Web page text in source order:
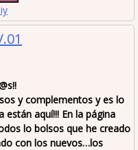
y complementos y es lo
aquí!!! En la página
lo bolsos que he creado
con los nuevos…los